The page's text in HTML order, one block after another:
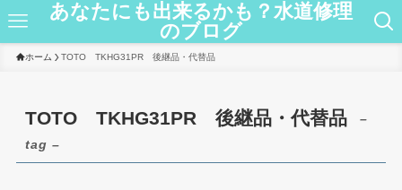
あなたにも出来るかも？水道修理
のブログ
ホーム TOTO TKHG31PR 後継品・代替品
TOTO TKHG31PR 後継品・代替品
–
tag –